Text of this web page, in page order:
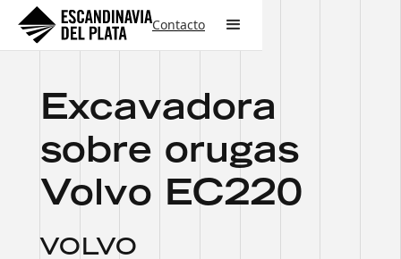
Contacto
Excavadora
sobre orugas
Volvo EC220
VOLVO